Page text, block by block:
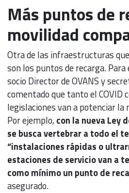
Más puntos de
movilidad
Otra de las infraestructuras
son los puntos de recarga. Para
socio Director de OVANS y
comentado que tanto el COVID
legislaciones van a potenciar
Por ejemplo, con la nueva Ley
se busca vertebrar a todo el
“instalaciones rápidas o
estaciones de servicio van a
como mínimo un punto de
asegurado.